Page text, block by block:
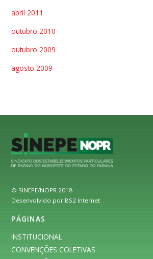
abril 2011
outubro 2010
outubro 2009
agosto 2009
© SINEPE/NOPR 2018
Desenvolvido por BS2 Internet
PÁGINAS
INSTITUCIONAL
CONVENÇÕES COLETIVAS